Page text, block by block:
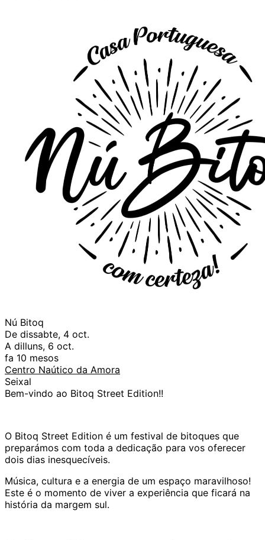
Nú Bitoq
De dissabte, 4 oct.
A dilluns, 6 oct.
fa 10 mesos
Centro Naútico da Amora
Seixal
Bem-vindo ao Bitoq Street Edition!!
O Bitoq Street Edition é um festival de bitoques que
preparámos com toda a dedicação para vos oferecer
dois dias inesquecíveis.
Música, cultura e a energia de um espaço maravilhoso!
Este é o momento de viver a experiência que ficará na
história da margem sul.